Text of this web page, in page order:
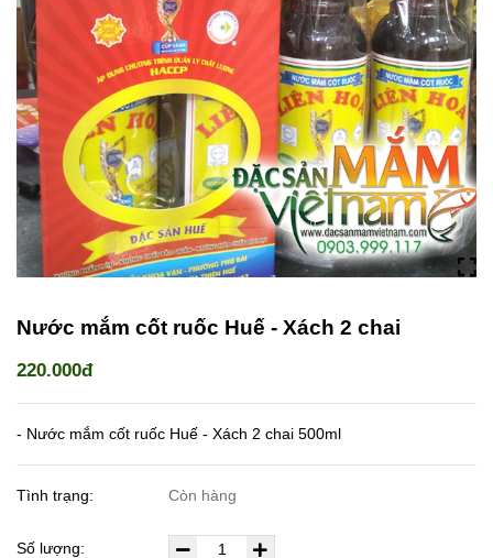
Nước mắm cốt ruốc Huế - Xách 2 chai
220.000đ
- Nước mắm cốt ruốc Huế - Xách 2 chai 500ml
Tình trạng: Còn hàng
Số lượng: